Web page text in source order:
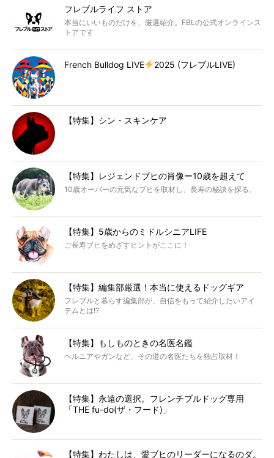
フレブルライフ ストア
本当にいいものだけを、厳選紹介。FBLの公式オンラインス
トアです
French Bulldog LIVE 2025 (フレブルLIVE)
【特集】シン・スキンケア
【特集】レジェンドブヒの肖像ー10歳を超えて
10歳オーバーの元気なブヒを取材し、長寿の秘訣を探る。
【特集】5歳からのミドルシニアLIFE
ご長寿ブヒをめざすヒントがここに！
【特集】編集部厳選！本当に使えるドッグギア
フレブルと暮らす編集部が、自信をもって紹介したいアイ
テムとは!?
【特集】もしものときの名医名鑑
ヘルニアやガンなど、その道の名医たちを独占取材！
【特集】永遠の選択。フレンチブルドッグ専用
「THE fu-do(ザ・フード)」
【特集】わたしは、愛ブヒのリーダーになるのダ。